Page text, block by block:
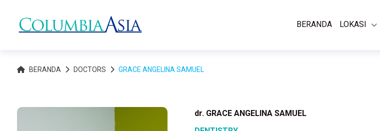
BERANDA LOKASI
BERANDA DOCTORS GRACE ANGELINA SAMUEL
dr. GRACE ANGELINA SAMUEL